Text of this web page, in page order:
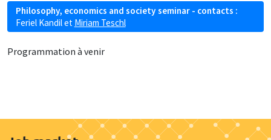
Philosophy, economics and society seminar - contacts :
Feriel Kandilet Miriam Teschl
Programmation à venir